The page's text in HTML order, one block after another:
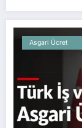
Asgari Ücret